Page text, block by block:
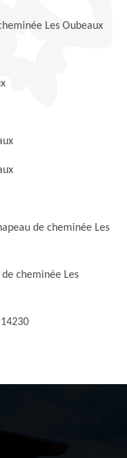
Les Oubeaux
de cheminée Les
cheminée Les